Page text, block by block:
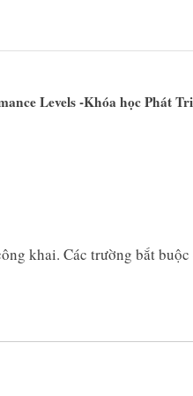
o
t
Levels -Khóa học Phát
khai. Các trường bắt buộc